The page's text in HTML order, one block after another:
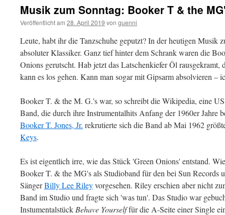
Musik zum Sonntag: Booker T & the
Veröffentlicht am 28. April 2019 von guenni
Leute, habt ihr die Tanzschuhe geputzt? In der heutigen Musik
absoluter Klassiker. Ganz tief hinter dem Schrank waren die
Onions gerutscht. Hab jetzt das Latschenkiefer Öl rausgekramt,
kann es los gehen. Kann man sogar mit Gipsarm absolvieren –
Booker T. & the M. G.'s war, so schreibt die Wikipedia, eine
Band, die durch ihre Instrumentalhits Anfang der 1960er Jahre
Booker T. Jones, Jr. rekrutierte sich die Band ab Mai 1962
Keys.
Es ist eigentlich irre, wie das Stück 'Green Onions' entstand.
Booker T. & the MG's als Studioband für den bei Sun Records
SängerBilly Lee Rileyvorgesehen. Riley erschien aber nicht
Band im Studio und fragte sich 'was tun'. Das Studio war
Instumentalstück Behave Yourselffür die A-Seite einer Single